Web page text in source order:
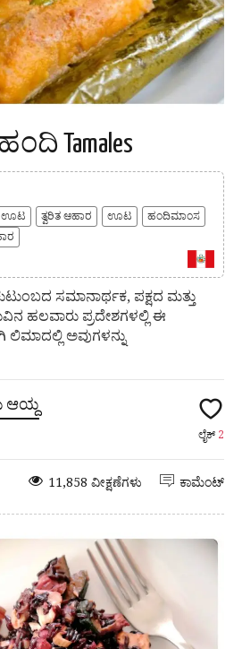
Tamales
ಊಟ ತ್ವರಿತ ಆಹಾರ ಊಟ
ಹಂದಿಮಾಂಸ
ಸಮಾನಾರ್ಥಕ, ಪಕ್ಷದ ಮತ್ತು
ಹಲವಾರು ಪ್ರದೇಶಗಳಲ್ಲಿ ಈ
ಲಿಮಾದಲ್ಲಿ ಅವುಗಳನ್ನು
ಆಯ್ದ
ಲೈಕ್ 2
ಕಾಮೆಂಟ್
11,858 ವೀಕ್ಷಣೆಗಳು